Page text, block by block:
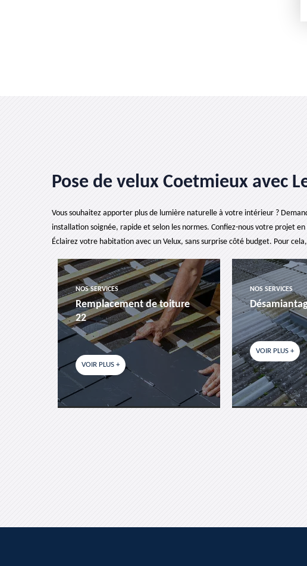
Pose de velux Coetmieux avec
Vous souhaitez apporter plus de lumière naturelle à votre intérieur ?
installation soignée, rapide et selon les normes. Confiez-nous votre projet
Éclairez votre habitation avec un Velux, sans surprise côté budget. Pour
NOS SERVICES
Remplacement de toiture
22
VOIR PLUS +
NOS SERVICES
VOIR PLUS +